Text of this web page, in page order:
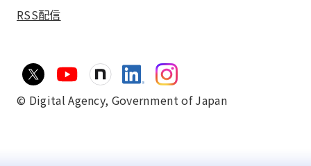
RSS配信
© Digital Agency, Government of Japan